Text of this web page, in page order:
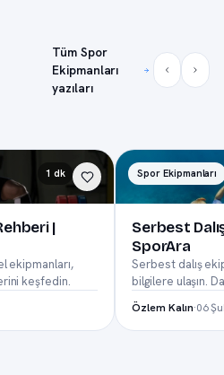
Tüm Spor
Ekipmanları
yazıları
1 dk
|
ekipmanları,
keşfedin.
Spor Ekipmanları
Serbest
SporAra
Serbest dalış
bilgilere ulaşın.
neopren...
Özlem Kalın·06